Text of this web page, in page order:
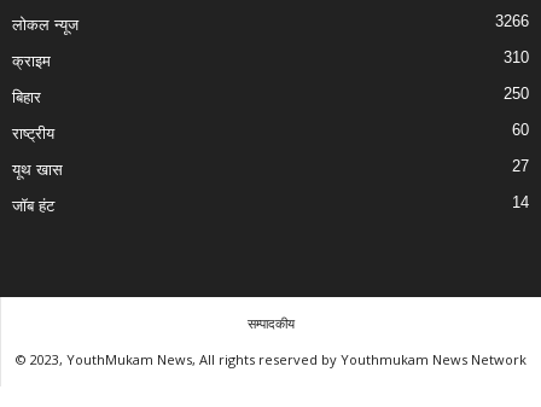
लोकल न्यूज 3266
क्राइम 310
बिहार 250
राष्ट्रीय 60
यूथ खास 27
जॉब हंट 14
सम्पादकीय
© 2023, YouthMukam News, All rights reserved by Youthmukam News Network